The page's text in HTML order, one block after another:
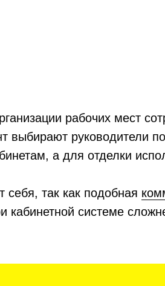
рабочих мест
выбирают руководители
а для отделки
себя, так как подобная
кабинетной системе